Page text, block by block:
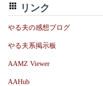
リンク
やる夫の感想ブログ
やる夫系掲示板
AAMZ Viewer
AAHub